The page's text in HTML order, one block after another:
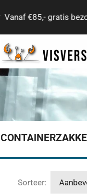
Vanaf €85,- gratis
Sorteer: